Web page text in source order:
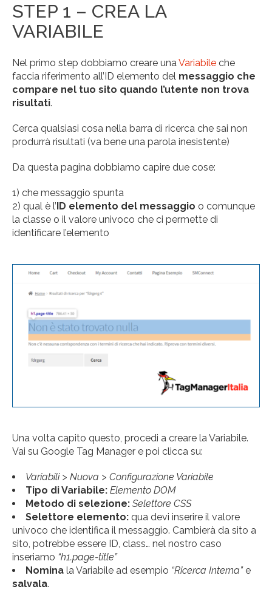
STEP 1 – CREA LA
VARIABILE
Nel primo step dobbiamo creare unaVariabile che
faccia riferimento all’ID elemento del messaggio che
compare nel tuo sito quando l’utente non trova
risultati.
Cerca qualsiasi cosa nella barra di ricerca che sai non
produrrà risultati (va bene una parola inesistente)
Da questa pagina dobbiamo capire due cose:
1) che messaggio spunta
2) qual è l’ ID elemento del messaggio o comunque
la classe o il valore univoco che ci permette di
identificare l’elemento
Una volta capito questo, procedi a creare la Variabile.
Vai su Google Tag Manager e poi clicca su:
Variabili > Nuova > Configurazione Variabile
Tipo di Variabile: Elemento DOM
Metodo di selezione: Selettore CSS
Selettore elemento: qua devi inserire il valore
univoco che identifica il messaggio. Cambierà da sito a
sito, potrebbe essere ID, class… nel nostro caso
inseriamo “h1.page-title”
Nomina la Variabile ad esempio “Ricerca Interna”e
salvala.